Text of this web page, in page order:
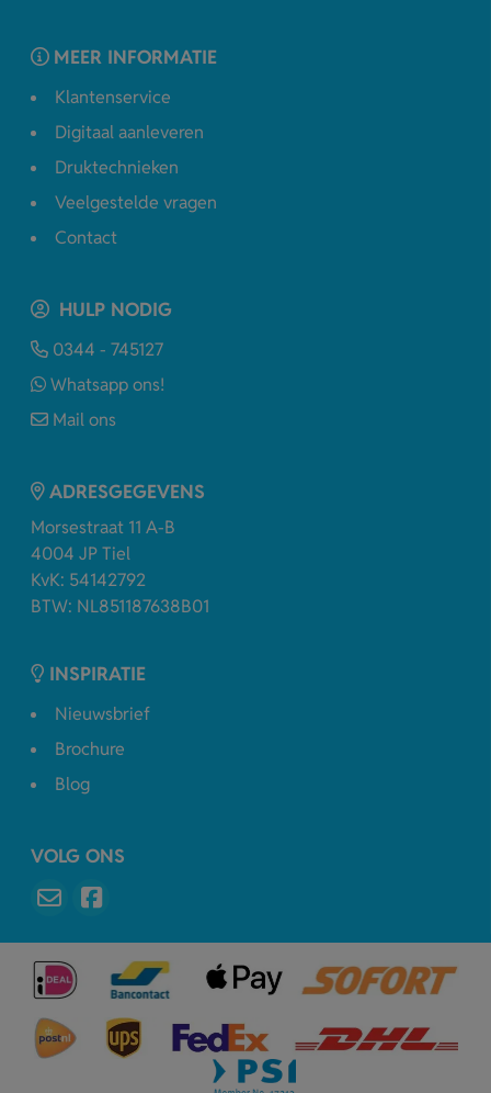
MEER INFORMATIE
Klantenservice
Digitaal aanleveren
Druktechnieken
Veelgestelde vragen
Contact
HULP NODIG
0344 - 745127
Whatsapp ons!
Mail ons
ADRESGEGEVENS
Morsestraat 11 A-B
4004 JP Tiel
KvK: 54142792
BTW: NL851187638B01
INSPIRATIE
Nieuwsbrief
Brochure
Blog
VOLG ONS